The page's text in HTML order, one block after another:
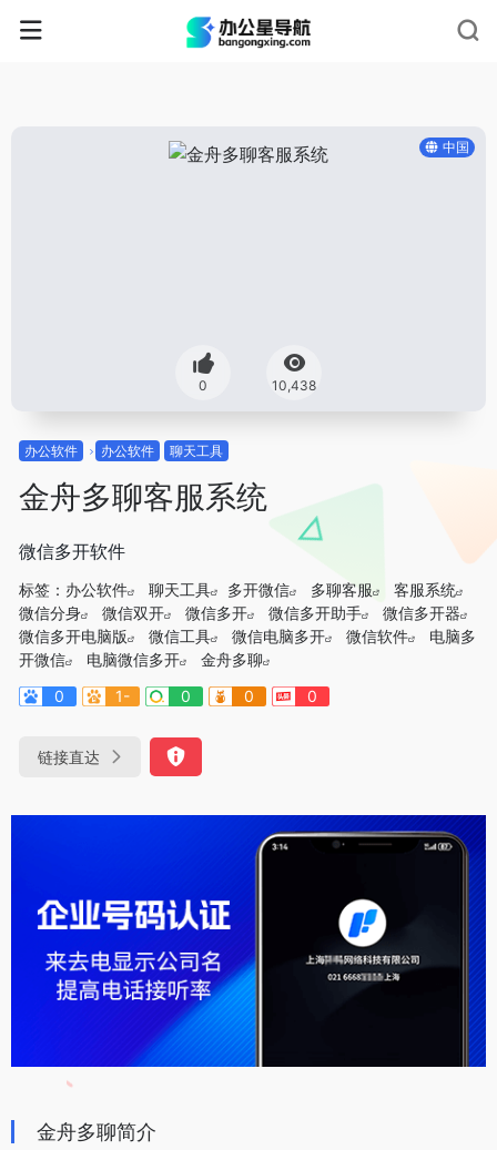
中国
0 10,438
办公软件 办公软件 聊天工具
金舟多聊客服系统
微信多开软件
标签： 办公软件 聊天工具 多开微信 多聊客服
客服系统
微信分身
微信双开 微信多开 微信多开助手
微信多开器
微信多开电脑版
微信工具 微信电脑多开 微信软件
电脑多
开微信
电脑微信多开
金舟多聊
0
1- 0 0 0
链接直达
金舟多聊简介